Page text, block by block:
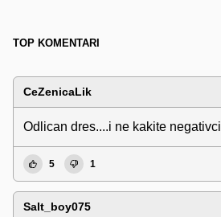
TOP KOMENTARI
CeZenicaLik
Odlican dres....i ne kakite negativci
5 1
Salt_boy075